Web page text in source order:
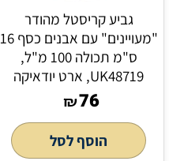
גביע קריסטל מהודר
"מעויינים" עם אבנים כסף 16
ס"מ תכולה 100 מ"ל,
UK48719, ארט יודאיקה
₪76
הוסף לסל